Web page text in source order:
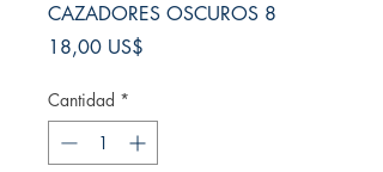
CAZADORES OSCUROS 8
18,00 US$
Cantidad *